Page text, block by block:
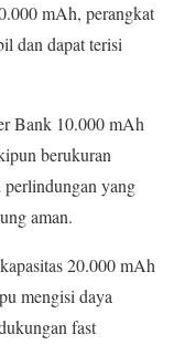
mAh, perangkat
dan dapat terisi
Bank 10.000 mAh
berukuran
yang
aman.
20.000 mAh
mengisi daya
fast